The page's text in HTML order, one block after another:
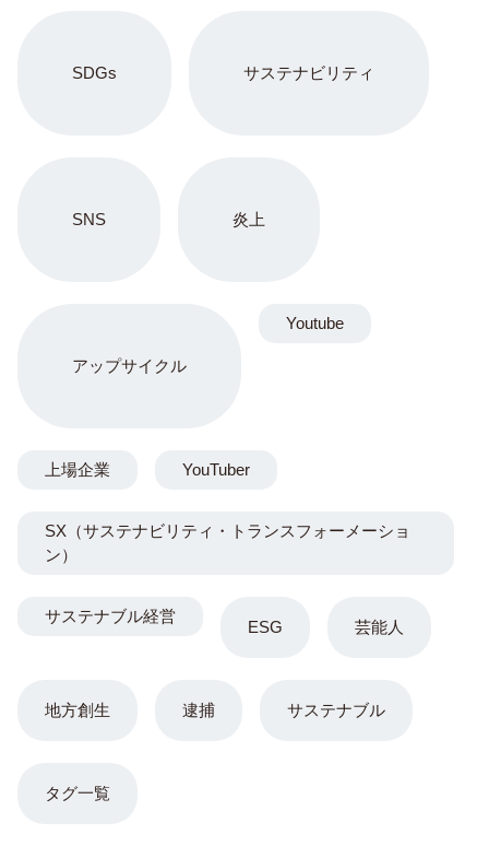
SDGs サステナビリティ
SNS 炎上
アップサイクル
ESG 芸能人
地方創生 逮捕 サステナブル
Youtube
上場企業 YouTuber
SX（サステナビリティ・トランスフォーメーショ
ン）
サステナブル経営
タグ一覧